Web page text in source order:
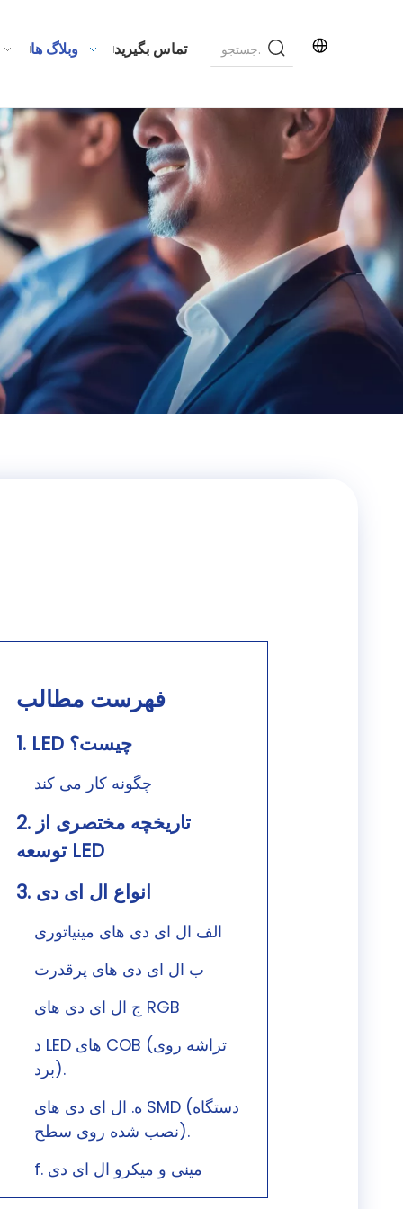
وبلاگ ها تماس بگیرید
فهرست مطالب
1. LED چیست؟
چگونه کار می کند
2. تاریخچه مختصری از
توسعه LED
3. انواع ال ای دی
الف ال ای دی های مینیاتوری
ب ال ای دی های پرقدرت
ج ال ای دی های RGB
د LED های COB (تراشه روی
برد).
ه. ال ای دی های SMD (دستگاه
نصب شده روی سطح).
f. مینی و میکرو ال ای دی